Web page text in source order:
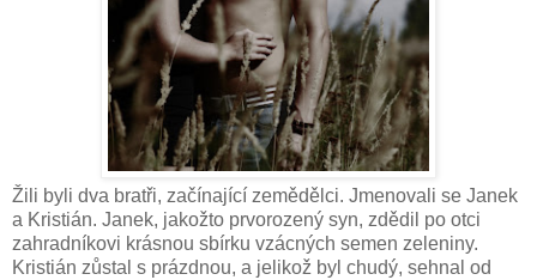
Žili byli dva bratři, začínající zemědělci. Jmenovali se Janek
a Kristián. Janek, jakožto prvorozený syn, zdědil po otci
zahradníkovi krásnou sbírku vzácných semen zeleniny.
Kristián zůstal s prázdnou, a jelikož byl chudý, sehnal od